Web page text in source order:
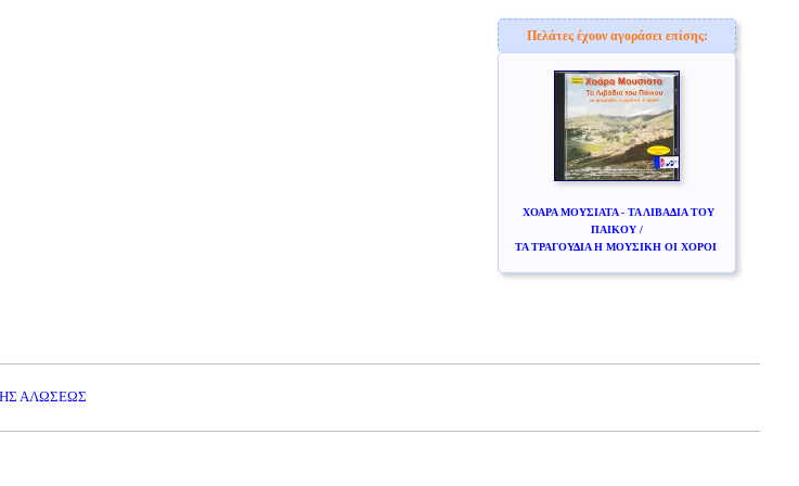
Πελάτες έχουν αγοράσει επίσης:
ΧΟΑΡΑ ΜΟΥΣΙΑΤΑ - ΤΑ ΛΙΒΑΔΙΑ ΤΟΥ
ΠΑΙΚΟΥ /
ΤΑ ΤΡΑΓΟΥΔΙΑ Η ΜΟΥΣΙΚΗ ΟΙ ΧΟΡΟΙ
ΑΛΩΣΕΩΣ